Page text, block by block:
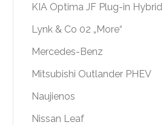
KIA Optima JF Plug-in Hybrid
Lynk & Co 02 „More“
Mercedes-Benz
Mitsubishi Outlander PHEV
Naujienos
Nissan Leaf